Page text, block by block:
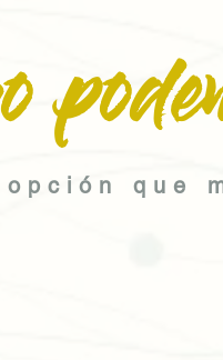
que